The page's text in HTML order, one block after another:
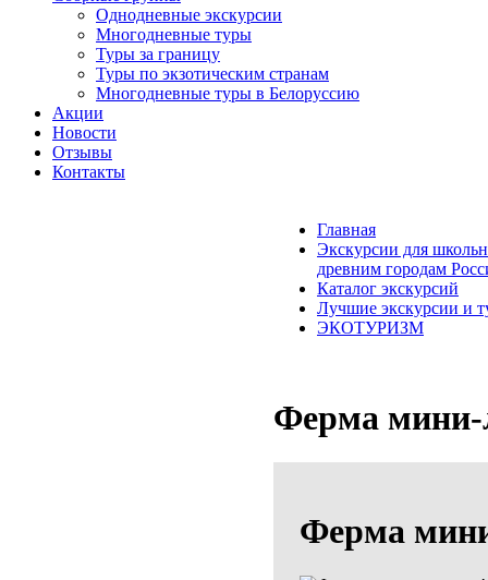
Однодневные экскурсии
Многодневные туры
Туры за границу
Туры по экзотическим странам
Многодневные туры в Белоруссию
Акции
Новости
Отзывы
Контакты
Главная
Экскурсии для
древним городам
Каталог экскурсий
Лучшие экскурсии и
ЭКОТУРИЗМ
Ферма
Ферма